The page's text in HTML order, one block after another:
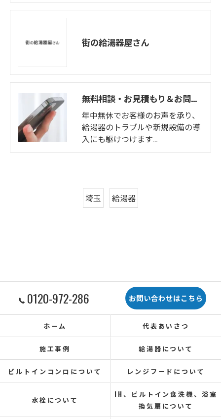
街の給湯器屋さん
無料相談・お見積もり＆お問い合わせフォーム
年中無休でお客様のお声を承り、
給湯器のトラブルや新規設備の導
入にも駆けつけます…
埼玉 給湯器
0120-972-286 お問い合わせはこちら
ホーム 代表あいさつ
施工事例 給湯器について
ビルトインコンロについて レンジフードについて
水栓について
IH、ビルトイン食洗機、浴室
換気扇について